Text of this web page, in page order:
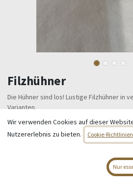
Filzhühner
Die Hühner sind los! Lustige Filzhühner in
Varianten.
Einzeln oder im Set als kleine
Huhn beige, groß und mit Goldkette - Größe
zzgl.
Wir verwenden Cookies auf dieser
Nutzererlebnis zu bieten.
Cookie-Richtlinien
Nur